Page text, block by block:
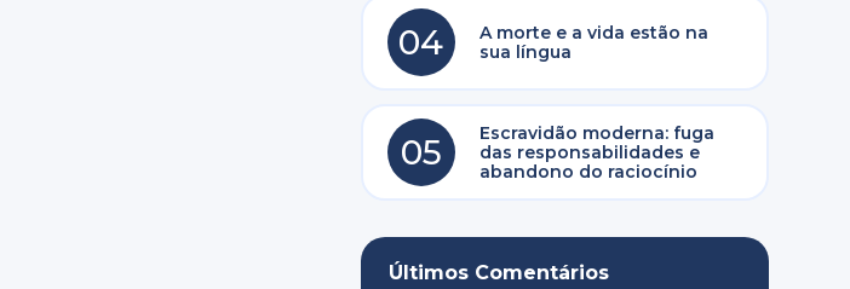
04
A morte e a vida estão na
sua língua
05
Escravidão moderna: fuga
das responsabilidades e
abandono do raciocínio
Últimos Comentários